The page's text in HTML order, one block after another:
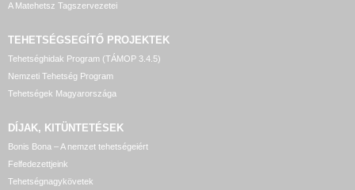
A Matehetsz Tagszervezetei
TEHETSÉGSEGÍTŐ PROJEKTEK
Tehetséghidak Program (TÁMOP 3.4.5)
Nemzeti Tehetség Program
Tehetségek Magyarországa
DÍJAK, KITÜNTETÉSEK
Bonis Bona – A nemzet tehetségeiért
Felfedezettjeink
Tehetségnagykövetek